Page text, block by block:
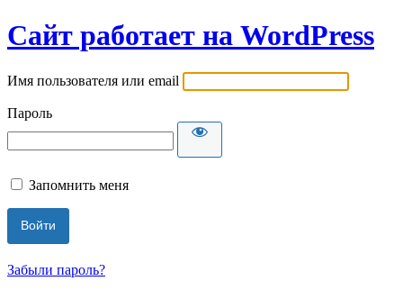
Сайт работает на WordPress
Имя пользователя или email
Пароль
Запомнить меня
Забыли пароль?